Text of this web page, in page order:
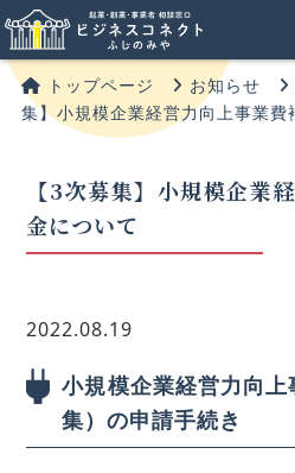
トップページ お知らせ
集】小規模企業経営力向上事業費
【3次募集】小規模企業
金について
2022.08.19
小規模企業経営力向
集）の申請手続き